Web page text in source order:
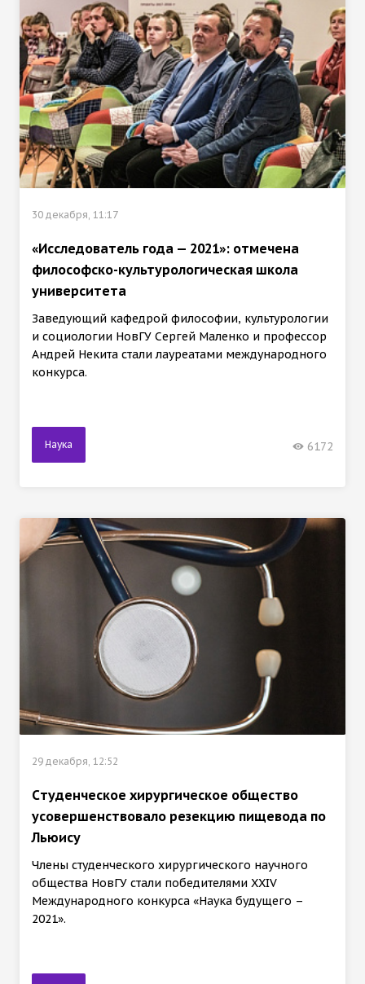
30 декабря, 11:17
«Исследователь года — 2021»: отмечена
философско-культурологическая школа
университета
Заведующий кафедрой философии, культурологии
и социологии НовГУ Сергей Маленко и профессор
Андрей Некита стали лауреатами международного
конкурса.
Наука 6172
29 декабря, 12:52
Cтуденческое хирургическое общество
усовершенствовало резекцию пищевода по
Льюису
Члены студенческого хирургического научного
общества НовГУ стали победителями XXIV
Международного конкурса «Наука будущего –
2021».